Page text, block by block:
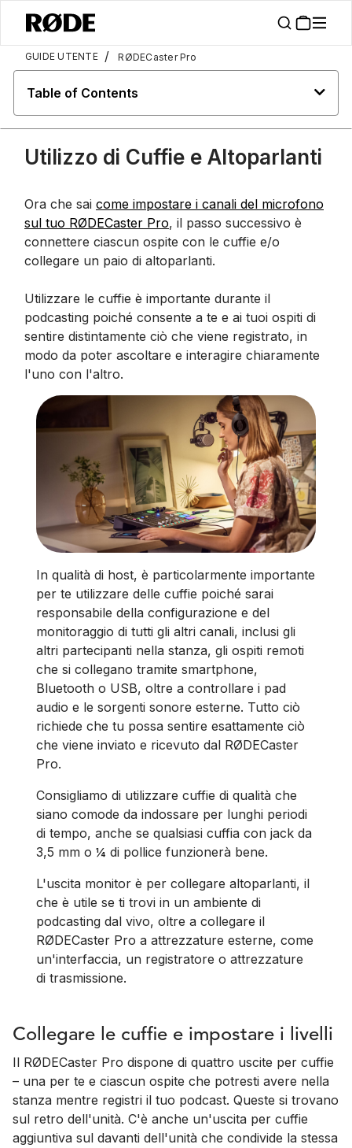
GUIDE UTENTE / RØDECaster Pro
Table of Contents
Utilizzo di Cuffie e Altoparlanti
Ora che sai come impostare i canali del microfono
sul tuo RØDECaster Pro, il passo successivo è
connettere ciascun ospite con le cuffie e/o
collegare un paio di altoparlanti.
Utilizzare le cuffie è importante durante il
podcasting poiché consente a te e ai tuoi ospiti di
sentire distintamente ciò che viene registrato, in
modo da poter ascoltare e interagire chiaramente
l'uno con l'altro.
In qualità di host, è particolarmente importante
per te utilizzare delle cuffie poiché sarai
responsabile della configurazione e del
monitoraggio di tutti gli altri canali, inclusi gli
altri partecipanti nella stanza, gli ospiti remoti
che si collegano tramite smartphone,
Bluetooth o USB, oltre a controllare i pad
audio e le sorgenti sonore esterne. Tutto ciò
richiede che tu possa sentire esattamente ciò
che viene inviato e ricevuto dal RØDECaster
Pro.
Consigliamo di utilizzare cuffie di qualità che
siano comode da indossare per lunghi periodi
di tempo, anche se qualsiasi cuffia con jack da
3,5 mm o ¼ di pollice funzionerà bene.
L'uscita monitor è per collegare altoparlanti, il
che è utile se ti trovi in un ambiente di
podcasting dal vivo, oltre a collegare il
RØDECaster Pro a attrezzature esterne, come
un'interfaccia, un registratore o attrezzature
di trasmissione.
Collegare le cuffie e impostare i livelli
Il RØDECaster Pro dispone di quattro uscite per cuffie
– una per te e ciascun ospite che potresti avere nella
stanza mentre registri il tuo podcast. Queste si trovano
sul retro dell'unità. C'è anche un'uscita per cuffie
aggiuntiva sul davanti dell'unità che condivide la stessa